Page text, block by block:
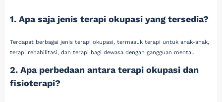
1. Apa saja jenis terapi okupasi yang tersedia?
Terdapat berbagai jenis terapi okupasi, termasuk terapi untuk anak-anak,
terapi rehabilitasi, dan terapi bagi dewasa dengan gangguan mental.
2. Apa perbedaan antara terapi okupasi dan
fisioterapi?